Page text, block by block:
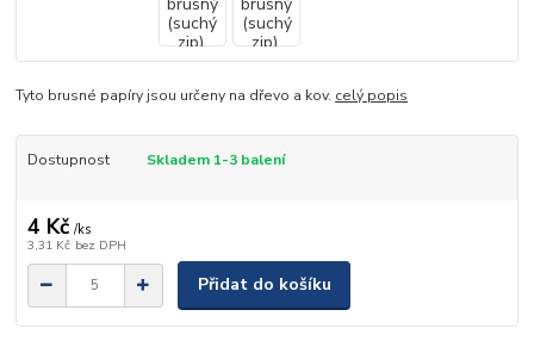
Tyto brusné papíry jsou určeny na dřevo a kov. celý popis
Dostupnost Skladem 1-3 balení
4 Kč /ks
3,31 Kč bez DPH
Přidat do košíku